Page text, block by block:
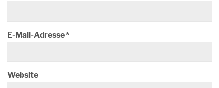
E-Mail-Adresse*
Website